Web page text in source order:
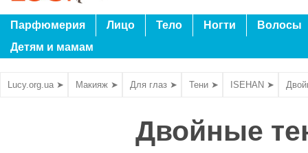
Парфюмерия Лицо Тело Ногти
Волосы
Детям и мамам
Lucy.org.ua ➤ Макияж ➤ Для глаз ➤ Тени ➤ ISEHAN ➤
Двойные